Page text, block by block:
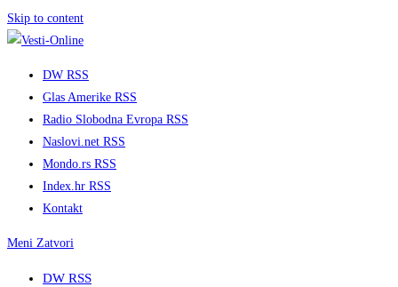
Skip to content
DW RSS
Glas Amerike RSS
Radio Slobodna Evropa RSS
Naslovi.net RSS
Mondo.rs RSS
Index.hr RSS
Kontakt
Meni Zatvori
DW RSS